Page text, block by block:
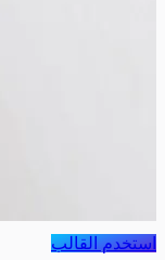
استخدم القالب